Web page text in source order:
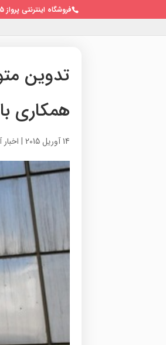
فروشگاه اینترنتی پرواز 09128501125 / 02122691010
تدوین
همکاری
14 آوریل 2015 |